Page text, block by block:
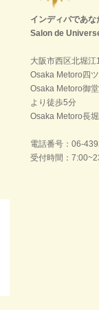
インディバであ
Salon de
大阪市西区北堀
Osaka Metoro四
Osaka Metoro御
より徒歩5分
Osaka Metoro長
電話番号：06-
受付時間：